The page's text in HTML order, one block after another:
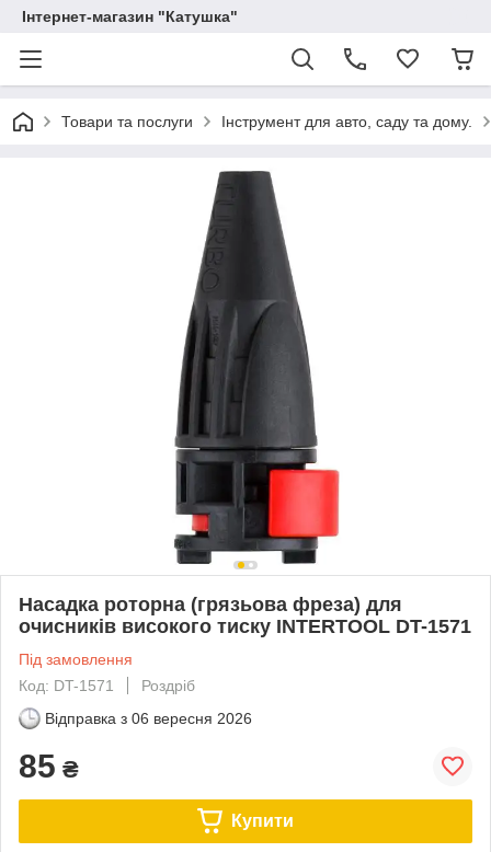
Інтернет-магазин "Катушка"
Товари та послуги Інструмент для авто, саду та дому.
Насадка роторна (грязьова фреза) для
очисників високого тиску INTERTOOL DT-1571
Під замовлення
Код: DT-1571
Роздріб
Відправка з 06 вересня 2026
85 ₴
Купити